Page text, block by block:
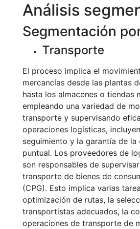
Análisis
Segmentación
Transporte
El proceso implica el
mercancías desde las plantas
hasta los almacenes o tiendas
empleando una variedad de
transporte y supervisando
operaciones logísticas,
seguimiento y la garantía de la
puntual. Los proveedores de
son responsables de
transporte de bienes de
(CPG). Esto implica varias
optimización de rutas, la
transportistas adecuados, la
operaciones de transporte de